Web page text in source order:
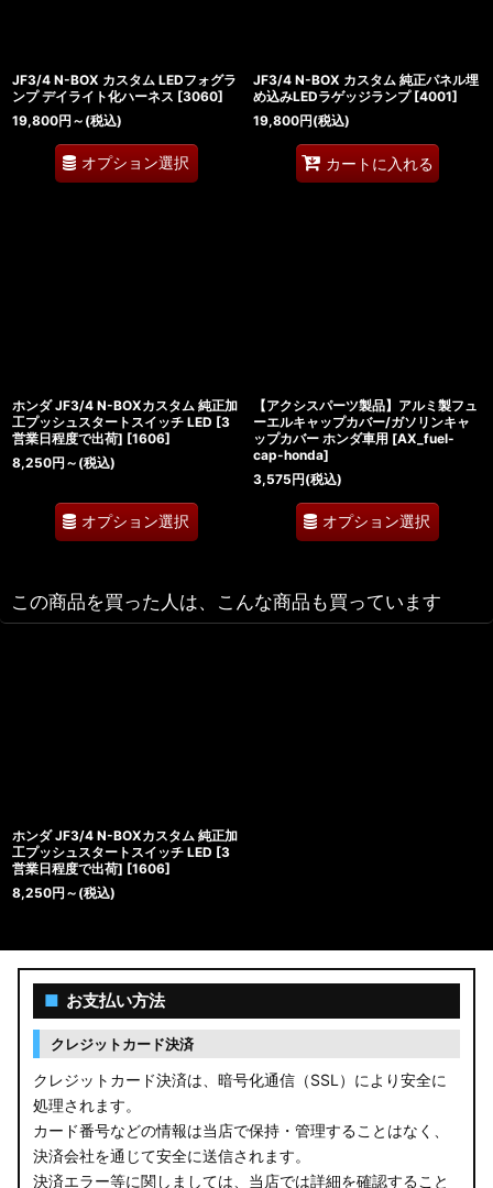
JF3/4 N-BOX カスタム LEDフォグラ
ンプ デイライト化ハーネス [3060]
19,800円 ～ (税込)
オプション選択
JF3/4 N-BOX カスタム 純正パネル埋
め込みLEDラゲッジランプ [4001]
19,800円(税込)
カートに入れる
ホンダ JF3/4 N-BOXカスタム 純正加
工プッシュスタートスイッチ LED [3
営業日程度で出荷] [1606]
8,250円 ～ (税込)
オプション選択
【アクシスパーツ製品】アルミ製フュ
ーエルキャップカバー/ガソリンキャ
ップカバー ホンダ車用 [AX_fuel-
cap-honda]
3,575円(税込)
オプション選択
この商品を買った人は、こんな商品も買っています
ホンダ JF3/4 N-BOXカスタム 純正加
工プッシュスタートスイッチ LED [3
営業日程度で出荷] [1606]
8,250円 ～ (税込)
■ お支払い方法
クレジットカード決済
クレジットカード決済は、暗号化通信（SSL）により安全に
処理されます。
カード番号などの情報は当店で保持・管理することはなく、
決済会社を通じて安全に送信されます。
決済エラー等に関しましては、当店では詳細を確認すること